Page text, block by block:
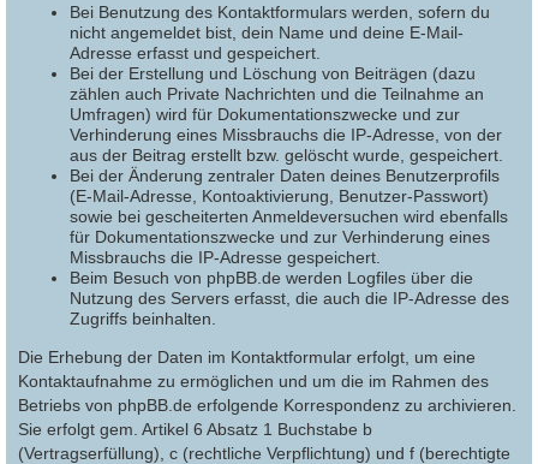
Bei Benutzung des Kontaktformulars werden, sofern du
nicht angemeldet bist, dein Name und deine E-Mail-
Adresse erfasst und gespeichert.
Bei der Erstellung und Löschung von Beiträgen (dazu
zählen auch Private Nachrichten und die Teilnahme an
Umfragen) wird für Dokumentationszwecke und zur
Verhinderung eines Missbrauchs die IP-Adresse, von der
aus der Beitrag erstellt bzw. gelöscht wurde, gespeichert.
Bei der Änderung zentraler Daten deines Benutzerprofils
(E-Mail-Adresse, Kontoaktivierung, Benutzer-Passwort)
sowie bei gescheiterten Anmeldeversuchen wird ebenfalls
für Dokumentationszwecke und zur Verhinderung eines
Missbrauchs die IP-Adresse gespeichert.
Beim Besuch von phpBB.de werden Logfiles über die
Nutzung des Servers erfasst, die auch die IP-Adresse des
Zugriffs beinhalten.
Die Erhebung der Daten im Kontaktformular erfolgt, um eine
Kontaktaufnahme zu ermöglichen und um die im Rahmen des
Betriebs von phpBB.de erfolgende Korrespondenz zu archivieren.
Sie erfolgt gem. Artikel 6 Absatz 1 Buchstabe b
(Vertragserfüllung), c (rechtliche Verpflichtung) und f (berechtigte